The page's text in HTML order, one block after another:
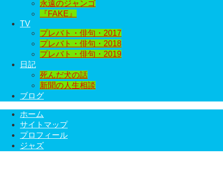
永遠のジャンゴ
『FAKE』
TV
プレバト・俳句・2017
プレバト・俳句・2018
プレバト・俳句・2019
日記
死んだ犬の話
新聞の人生相談
ブログ
ホーム
サイトマップ
プロフィール
ジャズ